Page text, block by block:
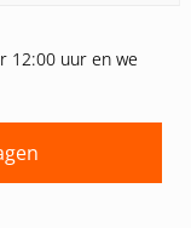
12:00 uur en we